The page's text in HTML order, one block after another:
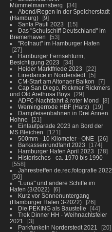
Mümmelmannsberg
34
Abend/Regen in der Speicherstadt
(Hamburg)
9
Santa Pauli 2023
15
Das "Schulschiff Deutschland" im
Bremerhaven
53
"Rothaut" im Hamburger Hafen
27
Hamburger Fernsehturm,
Besichtigung 2023
34
Heider Marktfriede 2023
22
Linedance in Norderstedt
5
CM-Start am Altonaer Balkon
7
Cap San Diego, Rickmer Rickmers
und Old Arethusa Boys
29
ADFC-Nachtfahrt & roter Mond
8
Werningerrode HBF (Harz)
19
Dampfeisenbahnen in Drei Annen
Hohne
21
Einlaufparade 2023 an Bord der
MS Bleichen
121
500mm - 10 Kilometer - ONE
26
Barkassenrundfahrt 2023
174
Hamburger Hafen April 2023
78
Historisches - ca. 1970 bis 1990
558
Jahrestreffen de.rec.fotografie 2022
50
"Luna" und andere Schiffe im
Hafen (3/2022)
6
Kurz vor Sonnenuntergang
(Hamburger Hafen 3-2022)
26
Die PEKING als Baustelle
44
Trek Dinner HH - Weihnachtsfeier
2021
3
Parkfunkeln Norderstedt 2021
20